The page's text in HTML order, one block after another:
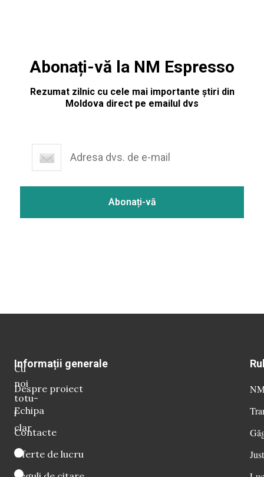
Abonați-vă la NM Espresso
Rezumat zilnic cu cele mai importante știri din
Moldova direct pe emailul dvs
Cu
noi
totu-
i
clar
Informații generale
Despre proiect
Echipa
Contacte
Oferte de lucru